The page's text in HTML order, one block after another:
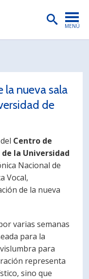
MENÚ
Académicos
Egresados
la nueva sala
de
Centro de
la Universidad
Nacional de
Vocal,
de la nueva
varias semanas
para la
para
representa
sino que